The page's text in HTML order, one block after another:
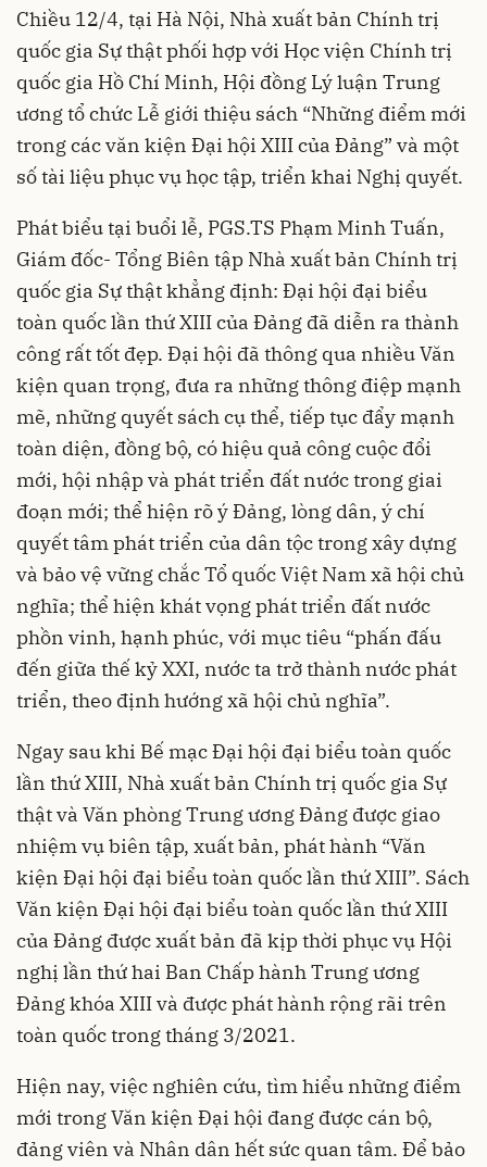
Chiều 12/4, tại Hà Nội, Nhà xuất bản Chính trị
quốc gia Sự thật phối hợp với Học viện Chính trị
quốc gia Hồ Chí Minh, Hội đồng Lý luận Trung
ương tổ chức Lễ giới thiệu sách “Những điểm mới
trong các văn kiện Đại hội XIII của Đảng” và một
số tài liệu phục vụ học tập, triển khai Nghị quyết.
Phát biểu tại buổi lễ, PGS.TS Phạm Minh Tuấn,
Giám đốc- Tổng Biên tập Nhà xuất bản Chính trị
quốc gia Sự thật khẳng định: Đại hội đại biểu
toàn quốc lần thứ XIII của Đảng đã diễn ra thành
công rất tốt đẹp. Đại hội đã thông qua nhiều Văn
kiện quan trọng, đưa ra những thông điệp mạnh
mẽ, những quyết sách cụ thể, tiếp tục đẩy mạnh
toàn diện, đồng bộ, có hiệu quả công cuộc đổi
mới, hội nhập và phát triển đất nước trong giai
đoạn mới; thể hiện rõ ý Đảng, lòng dân, ý chí
quyết tâm phát triển của dân tộc trong xây dựng
và bảo vệ vững chắc Tổ quốc Việt Nam xã hội chủ
nghĩa; thể hiện khát vọng phát triển đất nước
phồn vinh, hạnh phúc, với mục tiêu “phấn đấu
đến giữa thế kỷ XXI, nước ta trở thành nước phát
triển, theo định hướng xã hội chủ nghĩa”.
Ngay sau khi Bế mạc Đại hội đại biểu toàn quốc
lần thứ XIII, Nhà xuất bản Chính trị quốc gia Sự
thật và Văn phòng Trung ương Đảng được giao
nhiệm vụ biên tập, xuất bản, phát hành “Văn
kiện Đại hội đại biểu toàn quốc lần thứ XIII”. Sách
Văn kiện Đại hội đại biểu toàn quốc lần thứ XIII
của Đảng được xuất bản đã kịp thời phục vụ Hội
nghị lần thứ hai Ban Chấp hành Trung ương
Đảng khóa XIII và được phát hành rộng rãi trên
toàn quốc trong tháng 3/2021.
Hiện nay, việc nghiên cứu, tìm hiểu những điểm
mới trong Văn kiện Đại hội đang được cán bộ,
đảng viên và Nhân dân hết sức quan tâm. Để bảo